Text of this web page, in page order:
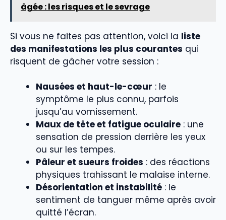
âgée : les risques et le sevrage
Si vous ne faites pas attention, voici la liste
des manifestations les plus courantes qui
risquent de gâcher votre session :
Nausées et haut-le-cœur : le
symptôme le plus connu, parfois
jusqu’au vomissement.
Maux de tête et fatigue oculaire : une
sensation de pression derrière les yeux
ou sur les tempes.
Pâleur et sueurs froides : des réactions
physiques trahissant le malaise interne.
Désorientation et instabilité : le
sentiment de tanguer même après avoir
quitté l’écran.